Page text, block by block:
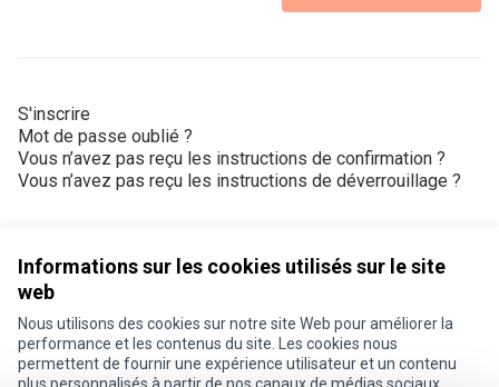
Informations sur les cookies utilisés sur le site
web
Nous utilisons des cookies sur notre site Web pour améliorer la
performance et les contenus du site. Les cookies nous
permettent de fournir une expérience utilisateur et un contenu
S'inscrire
Mot de passe oublié ?
Vous n’avez pas reçu les instructions de confirmation ?
Vous n’avez pas reçu les instructions de déverrouillage ?
Conditions d'utilisation
Paramètres des cookies
Je participe ! sur X
Je participe ! sur Facebook
Je participe ! sur Instagram